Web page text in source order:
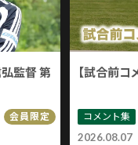
弘監督 第
会員限定
2026.08.07
【試合前コ
コメント集